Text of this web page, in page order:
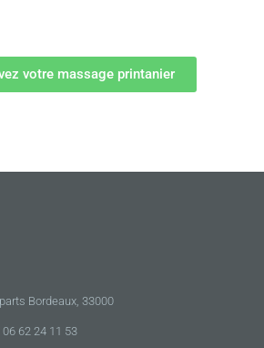
votre massage printanier
Bordeaux, 33000
62 24 11 53